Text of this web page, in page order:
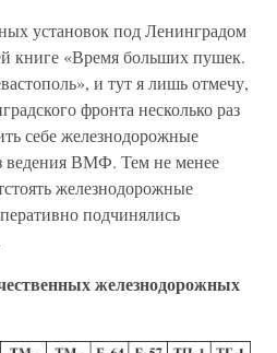
установок под Ленинградом
книге «Время больших пушек.
и тут я лишь отмечу,
фронта несколько раз
себе железнодорожные
ведения ВМФ. Тем не менее
железнодорожные
подчинялись
железнодорожных